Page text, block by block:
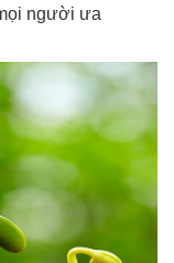
người ưa